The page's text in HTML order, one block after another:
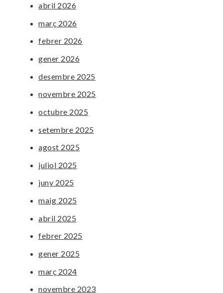
abril 2026
març 2026
febrer 2026
gener 2026
desembre 2025
novembre 2025
octubre 2025
setembre 2025
agost 2025
juliol 2025
juny 2025
maig 2025
abril 2025
febrer 2025
gener 2025
març 2024
novembre 2023